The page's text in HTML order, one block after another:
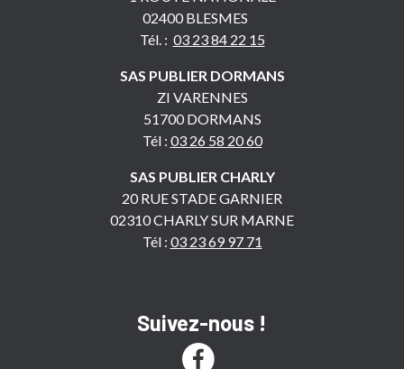
02400 BLESMES
Tél. : 03 23 84 22 15
SAS PUBLIER DORMANS
ZI VARENNES
51700 DORMANS
Tél : 03 26 58 20 60
SAS PUBLIER CHARLY
20 RUE STADE GARNIER
02310 CHARLY SUR MARNE
Tél : 03 23 69 97 71
Suivez-nous !